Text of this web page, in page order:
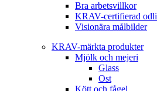
Bra arbetsvillkor
KRAV-certifierad
Visionära målbilder
KRAV-märkta produkter
Mjölk och mejeri
Glass
Ost
Kött och fågel